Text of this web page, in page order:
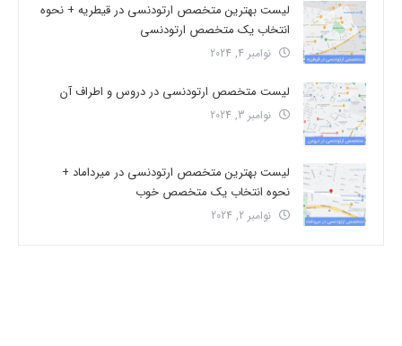
لیست بهترین متخصص ارتودنسی در قیطریه + نحوه
انتخاب یک متخصص ارتودنسی
نوامبر 4, 2024
لیست متخصص ارتودنسی در دروس و اطراف آن
نوامبر 3, 2024
لیست بهترین متخصص ارتودنسی در میرداماد +
نحوه انتخاب یک متخصص خوب
نوامبر 2, 2024